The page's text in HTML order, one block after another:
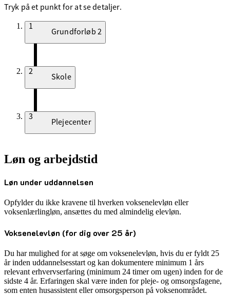
Tryk på et punkt for at se detaljer.
1
Grundforløb 2
2
Skole
3
Plejecenter
Løn og arbejdstid
Løn under uddannelsen
Opfylder du ikke kravene til hverken voksenelevløn eller
voksenlærlingløn, ansættes du med almindelig elevløn.
Voksenelevløn (for dig over 25 år)
Du har mulighed for at søge om voksenelevløn, hvis du er fyldt 25
år inden uddannelsesstart og kan dokumentere minimum 1 års
relevant erhvervserfaring (minimum 24 timer om ugen) inden for de
sidste 4 år. Erfaringen skal være inden for pleje- og omsorgsfagene,
som enten husassistent eller omsorgsperson på voksenområdet.